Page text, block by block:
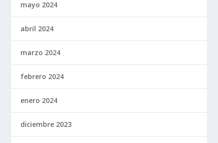
mayo 2024
abril 2024
marzo 2024
febrero 2024
enero 2024
diciembre 2023